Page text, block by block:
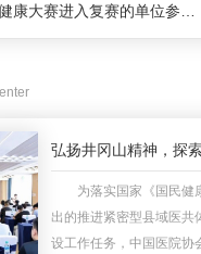
康大赛进入复赛的单位参…
为落实国家《国民健
出的推进紧密型县域医共
设工作任务，中国医院协